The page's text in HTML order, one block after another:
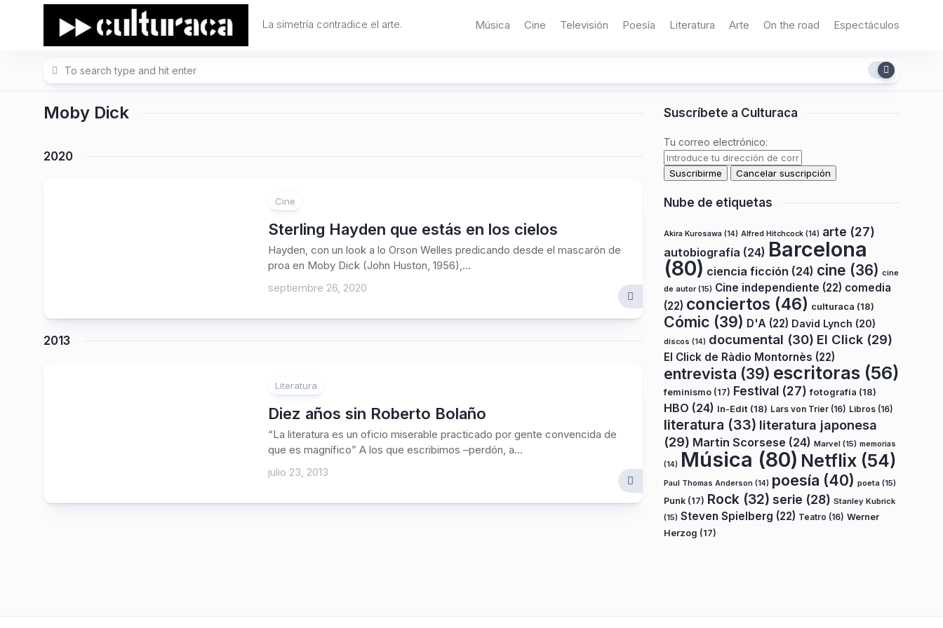
La simetría contradice el arte. Música Cine Televisión Poesía Literatura Arte On the road Espectáculos
Moby Dick
2020
Cine
Sterling Hayden que estás en los cielos
Hayden, con un look a lo Orson Welles predicando desde el mascarón de
proa en Moby Dick (John Huston, 1956),...
septiembre 26, 2020
2013
Literatura
Diez años sin Roberto Bolaño
“La literatura es un oficio miserable practicado por gente convencida de
que es magnífico” A los que escribimos –perdón, a...
julio 23, 2013
Suscríbete a Culturaca
Tu correo electrónico:
Nube de etiquetas
Akira Kurosawa (14) Alfred Hitchcock (14) arte (27)
autobiografía (24) Barcelona
(80) ciencia ficción (24) cine (36) cine
de autor(15) Cine independiente (22) comedia
(22) conciertos (46) culturaca (18)
Cómic (39) D'A (22) David Lynch (20)
discos (14) documental (30) El Click (29)
El Click de Ràdio Montornès (22)
entrevista (39) escritoras (56)
feminismo (17) Festival (27) fotografía (18)
HBO (24) In-Edit (18) Lars von Trier (16) Libros (16)
literatura (33) literatura japonesa
(29) Martin Scorsese (24) Marvel (15) memorias
(14) Música (80) Netflix (54)
Paul Thomas Anderson (14) poesía (40) poeta (15)
Punk (17) Rock (32) serie (28) Stanley Kubrick
(15) Steven Spielberg (22) Teatro (16) Werner
Herzog (17)